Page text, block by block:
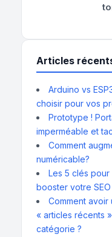
Articles
Arduino vs
choisir pour vos
Prototype !
imperméable et
Comment
numéricable?
Les 5 clés
booster votre SEO
Comment avoir
« articles récents
catégorie ?